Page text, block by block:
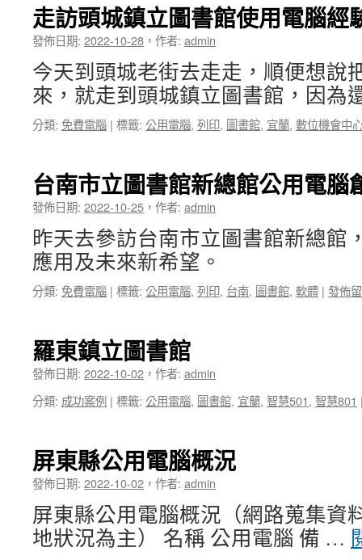
走訪頭城鎮立圖書館使用電腦經
發佈日期: 2022-10-28 ， 作者: admin
今天到頭城老街去走走，順便想說
來，就走到頭城鎮立圖書館，因
分類: 免費電腦 | 標籤: 公用電腦, 列印, 圖書館, 宜蘭, 數位機會中
台南市立圖書館新總館公用電腦
發佈日期: 2022-10-25 ， 作者: admin
昨天去參訪台南市立圖書館新總館
應用及未來新希望。
分類: 免費電腦 | 標籤: 公用電腦, 列印, 台南, 圖書館, 軟體 | 發佈
羅東鎮立圖書館
發佈日期: 2022-10-02 ， 作者: admin
分類: 成功案例 | 標籤: 公用電腦, 圖書館, 宜蘭, 智慧501, 智慧801
屏東縣公用電腦概況
發佈日期: 2022-10-02 ， 作者: admin
屏東縣公用電腦概況（網路蒐集資
地狀況為主） 名稱 公用電腦 備 …